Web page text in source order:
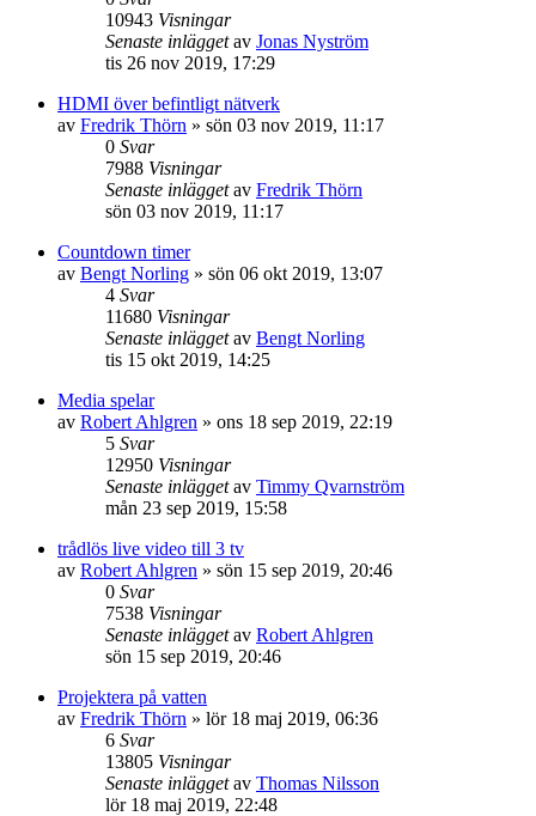
10943 Visningar
Senaste inläggetav Jonas Nyström
tis 26 nov 2019, 17:29
HDMI över befintligt nätverk
av Fredrik Thörn » sön 03 nov 2019, 11:17
0 Svar
7988 Visningar
Senaste inläggetav Fredrik Thörn
sön 03 nov 2019, 11:17
Countdown timer
av Bengt Norling » sön 06 okt 2019, 13:07
4 Svar
11680 Visningar
Senaste inläggetav Bengt Norling
tis 15 okt 2019, 14:25
Media spelar
av Robert Ahlgren » ons 18 sep 2019, 22:19
5 Svar
12950 Visningar
Senaste inläggetav Timmy Qvarnström
mån 23 sep 2019, 15:58
trådlös live video till 3 tv
av Robert Ahlgren » sön 15 sep 2019, 20:46
0 Svar
7538 Visningar
Senaste inläggetav Robert Ahlgren
sön 15 sep 2019, 20:46
Projektera på vatten
av Fredrik Thörn » lör 18 maj 2019, 06:36
6 Svar
13805 Visningar
Senaste inläggetav Thomas Nilsson
lör 18 maj 2019, 22:48